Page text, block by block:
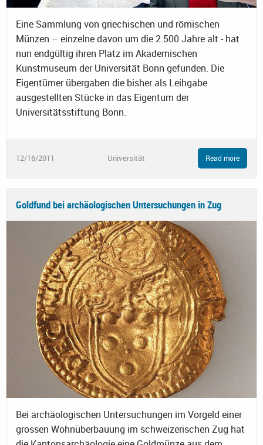
Eine Sammlung von griechischen und römischen
Münzen – einzelne davon um die 2.500 Jahre alt - hat
nun endgültig ihren Platz im Akademischen
Kunstmuseum der Universität Bonn gefunden. Die
Eigentümer übergaben die bisher als Leihgabe
ausgestellten Stücke in das Eigentum der
Universitätsstiftung Bonn.
12/16/2011 Universität Read more
Goldfund bei archäologischen Untersuchungen in Zug
Bei archäologischen Untersuchungen im Vorgeld einer
grossen Wohnüberbauung im schweizerischen Zug hat